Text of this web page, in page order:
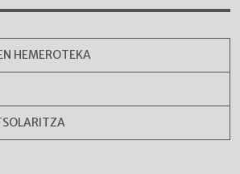
HEMEROTEKA